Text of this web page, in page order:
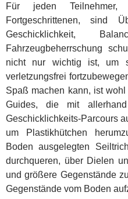
Für jeden
Fortgeschrittenen, sind
Geschicklichkeit,
Fahrzeugbeherrschung
nicht nur wichtig ist, um
verletzungsfrei
Spaß machen kann, ist
Guides, die mit
Geschicklichkeits-Parcours
um Plastikhütchen
Boden ausgelegten
durchqueren, über Dielen
und größere Gegenstände
Gegenstände vom Boden